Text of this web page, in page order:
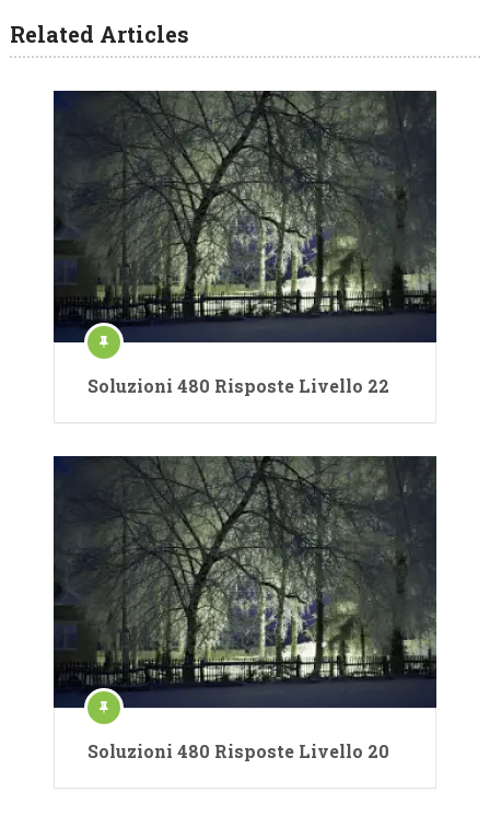
Related Articles
Soluzioni 480 Risposte Livello 22
Soluzioni 480 Risposte Livello 20